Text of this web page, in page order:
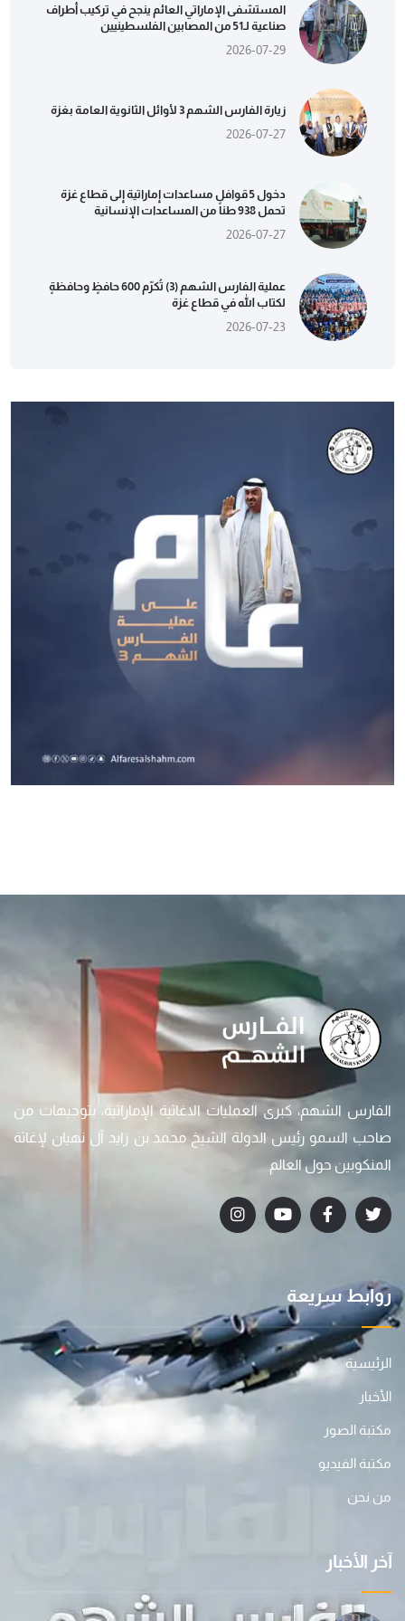
المستشفى الإماراتي العائم ينجح في تركيب أطراف
صناعية لـ51 من المصابين الفلسطينيين
2026-07-29
زيارة الفارس الشهم 3 لأوائل الثانوية العامة بغزة
2026-07-27
دخول 5 قوافل مساعدات إماراتية إلى قطاع غزة
تحمل 938 طناً من المساعدات الإنسانية
2026-07-27
عملية الفارس الشهم (3) تُكرّم 600 حافظٍ وحافظةٍ
لكتاب الله في قطاع غزة
2026-07-23
الفارس الشهم، كبرى العمليات الاغاثية الإماراتية، بتوجيهات من
صاحب السمو رئيس الدولة الشيخ محمد بن زايد آل نهيان لإغاثة
المنكوبين حول العالم
روابط سريعة
الرئيسية
الأخبار
مكتبة الصور
مكتبة الفيديو
من نحن
آخر الأخبار